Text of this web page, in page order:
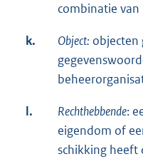
combinatie van
k. Object: objecten
l. Rechthebbende:
eigendom of
schikking heeft